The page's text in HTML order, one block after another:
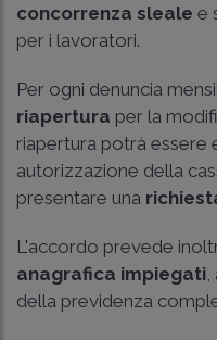
concorrenza sleale e
per i lavoratori.
Per ogni denuncia
riapertura per la
riapertura potrà essere
autorizzazione della
presentare una
L'accordo prevede
anagrafica impiegati
della previdenza